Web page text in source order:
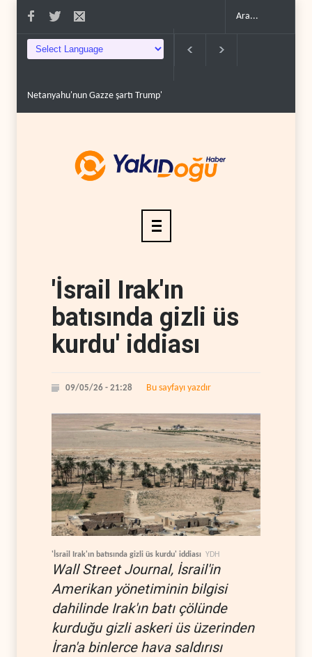
tıka.. Irak'ta Suudi tazminatına ret: Direniş misilleme şartınd..
'İsrail Irak'ın
batısında gizli üs
kurdu' iddiası
09/05/26 - 21:28 Bu sayfayı yazdır
'İsrail Irak'ın batısında gizli üs kurdu' iddiası YDH
Wall Street Journal, İsrail'in
Amerikan yönetiminin bilgisi
dahilinde Irak'ın batı çölünde
kurduğu gizli askeri üs üzerinden
İran'a binlerce hava saldırısı